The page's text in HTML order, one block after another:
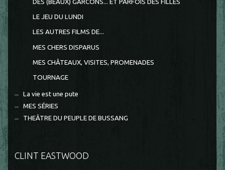
DES (BEAUX) GARCONS... ET PARFOIS DES FILLES
LE JEU DU LUNDI
LES AUTRES FILMS DE...
MES CHERS DISPARUS
MES CHÂTEAUX, VISITES, PROMENADES
TOURNAGE
La vie est une pute
MES SÉRIES
THEÂTRE DU PEUPLE DE BUSSANG
CLINT EASTWOOD